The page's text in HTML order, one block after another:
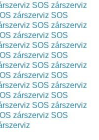
SOS zárszerviz
zárszerviz SOS
SOS zárszerviz
zárszerviz SOS
SOS zárszerviz
zárszerviz SOS
SOS zárszerviz
zárszerviz SOS
SOS zárszerviz
zárszerviz SOS
SOS zárszerviz
zárszerviz SOS